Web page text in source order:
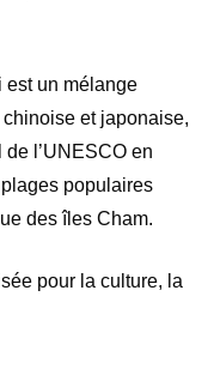
est un mélange
et japonaise,
l’UNESCO en
populaires
des îles Cham.
pour la culture, la